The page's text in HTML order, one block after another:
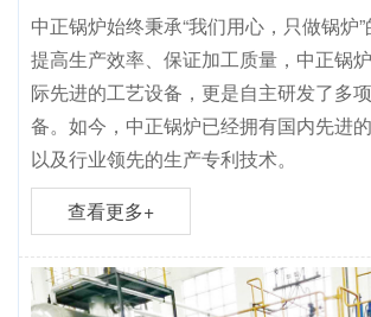
中正锅炉始终秉承“我们用心，只做锅炉
提高生产效率、保证加工质量，中正锅
际先进的工艺设备，更是自主研发了多
备。如今，中正锅炉已经拥有国内先进
以及行业领先的生产专利技术。
查看更多+